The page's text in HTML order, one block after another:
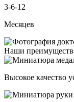
3-6-12
Месяцев
Наши
Высокое качество